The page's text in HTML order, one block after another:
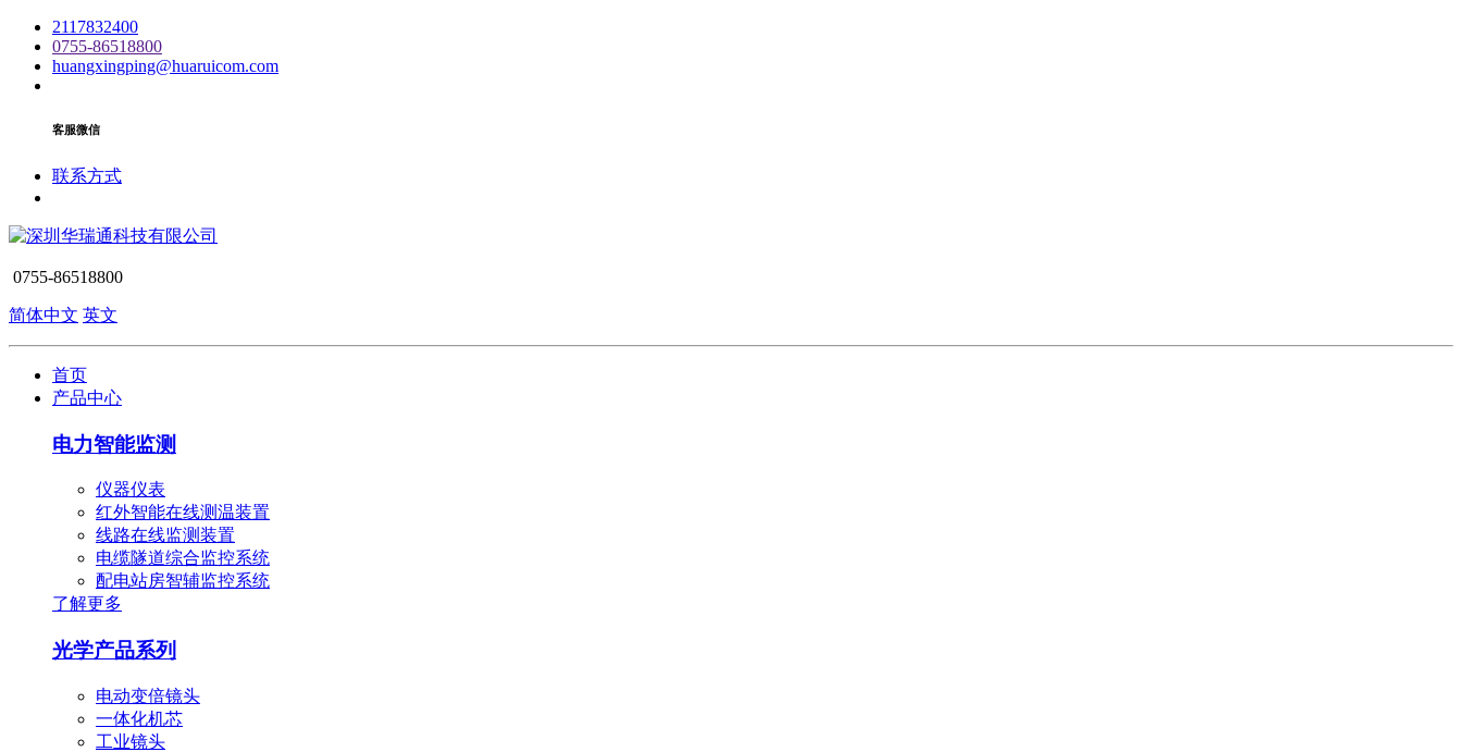
2117832400
0755-86518800
huangxingping@huaruicom.com
客服微信
联系方式
0755-86518800
简体中文 英文
首页
产品中心
电力智能监测
仪器仪表
红外智能在线测温装置
线路在线监测装置
电缆隧道综合监控系统
配电站房智辅监控系统
了解更多
光学产品系列
电动变倍镜头
一体化机芯
工业镜头